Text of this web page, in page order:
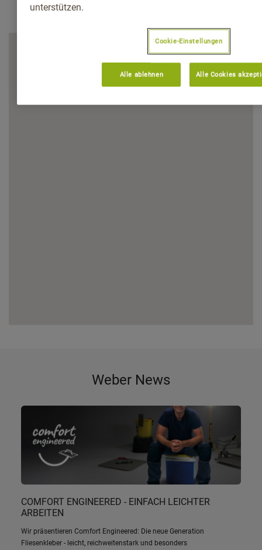
Weber News
COMFORT ENGINEERED - EINFACH LEICHTER
ARBEITEN
Wir präsentieren Comfort Engineered: Die neue Generation
Fliesenkleber - leicht, reichweitenstark und besonders
unterstützen.
Cookie-Einstellungen
Alle ablehnen Alle Cookies